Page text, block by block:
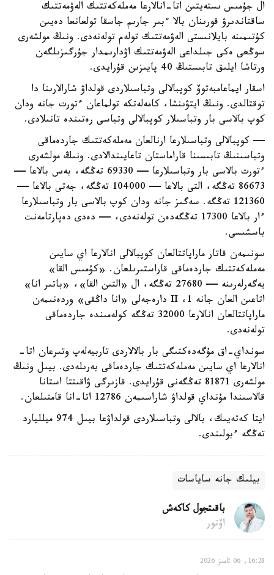
ال جۇمىس ىستەيتىن اتا-انالارعا مەملەكەتتىك الەۋمەتتىك
ساقتاندىرۋ قورىنان بالا ءبىر جارىم جاسقا تولعانعا دەيىن
كۇتىمىنە بايلانىستى الەۋمەتتىك تولەم تولەنەدى. ونىڭ مولشەرى
سوڭعى ەكى جىلداعى الەۋمەتتىك اۋدارىمدار جۇرگىزىلگەن
ورتاشا ايلىق تابىستىڭ 40 پايىزىن قۇرايدى.
اسقار ايماعامبەتوۆ كوپبالالى وتباسىلاردى قولداۋ شارالارىنا دا
توقتالدى. ونىڭ ايتۋىنشا، كامەلەتكە تولماعان ءتورت جانە ودان
كوپ بالاسى بار وتباسىلار كوپبالالى وتباسى رەتىندە تانىلادى.
— كوپبالالى وتباسىلارعا ارنالعان مەملەكەتتىك جاردەماقى
وتباسىنىڭ تابىسىنا قاراماستان تاعايىندالادى. ونىڭ مولشەرى
ءتورت بالاسى بار وتباسىلارعا — 69330 تەڭگە، بەس بالاعا —
86673 تەڭگە، التى بالاعا — 104000 تەڭگە، جەتى بالاعا —
121360 تەڭگە. سەگىز جانە ودان كوپ بالاسى بار وتباسىلارعا
ءار بالاعا 17300 تەڭگەدەن تولەنەدى، — دەدى دەپارتامەنت
باسشىسى.
سونىمەن قاتار ماراپاتتالعان كوپبالالى انالارعا اي سايىن
مەملەكەتتىك جاردەماقى قاراستىرىلعان. «كۇمىس القا»
يەگەرلەرىنە — 27680 تەڭگە، ال «التىن القا»، «باتىر انا»
اتاعىن العان جانە 1، II دارەجەلى «انا داڭقى» وردەنىمەن
ماراپاتتالعان انالارعا 32000 تەڭگە كولەمىندە جاردەماقى
تولەنەدى.
سونداي-اق مۇگەدەكتىگى بار بالالاردى تاربيەلەپ وتىرعان اتا-
انالارعا اي سايىن مەملەكەتتىك جاردەماقى بەرىلەدى. بيىل ونىڭ
مولشەرى 81871 تەڭگەنى قۇرايدى. قازىرگى ۋاقىتتا استانا
قالاسىندا مۇنداي قولداۋ شاراسىمەن 12786 اتا-انا قامتىلعان.
ايتا كەتەيىك، بالالى وتباسىلاردى قولداۋعا بيىل 974 ميلليارد
تەڭگە ءبولىندى.
بيلىك جانە ساياسات
باقىتجول كاكەش
اۆتور
16:28, 06 تامىز 2026